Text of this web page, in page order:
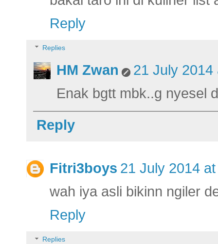
Reply
Replies
HM Zwan
21 July 2014
Enak bgtt mbk..g nyesel
Reply
Fitri3boys 21 July 2014
wah iya asli bikinn ngiler
Reply
Replies